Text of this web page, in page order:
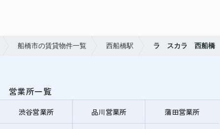
船橋市の賃貸物件一覧 西船橋駅 ラ スカラ 西船橋
営業所一覧
渋谷営業所 品川営業所 蒲田営業所